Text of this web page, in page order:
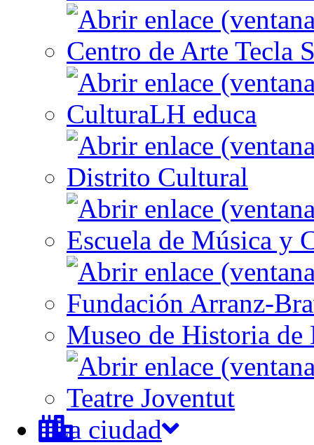
Centro de Arte Tecla
CulturaLH educa
Distrito Cultural
Escuela de Música y
Fundación Arranz-
Museo de Historia de
Teatre Joventut
La ciudad